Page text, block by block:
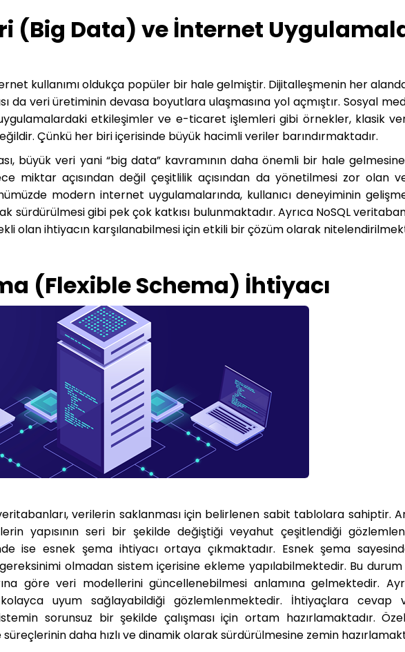
(Big Data) ve İnternet
kullanımı oldukça popüler bir hale gelmiştir. Dijitalleşmenin her alanda
da veri üretiminin devasa boyutlara ulaşmasına yol açmıştır. Sosyal
etkileşimler ve e-ticaret işlemleri gibi örnekler, klasik
Çünkü her biri içerisinde büyük hacimli veriler barındırmaktadır.
büyük veri yani “big data” kavramının daha önemli bir hale gelmesine
miktar açısından değil çeşitlilik açısından da yönetilmesi zor olan
modern internet uygulamalarında, kullanıcı deneyiminin
sürdürülmesi gibi pek çok katkısı bulunmaktadır. Ayrıca NoSQL
olan ihtiyacın karşılanabilmesi için etkili bir çözüm olarak
(Flexible Schema) İhtiyacı
verilerin saklanması için belirlenen sabit tablolara sahiptir.
yapısının seri bir şekilde değiştiği veyahut çeşitlendiği
ise esnek şema ihtiyacı ortaya çıkmaktadır. Esnek şema
olmadan sistem içerisine ekleme yapılabilmektedir. Bu
göre veri modellerini güncellenebilmesi anlamına gelmektedir.
uyum sağlayabildiği gözlemlenmektedir. İhtiyaçlara cevap
sorunsuz bir şekilde çalışması için ortam hazırlamaktadır.
daha hızlı ve dinamik olarak sürdürülmesine zemin